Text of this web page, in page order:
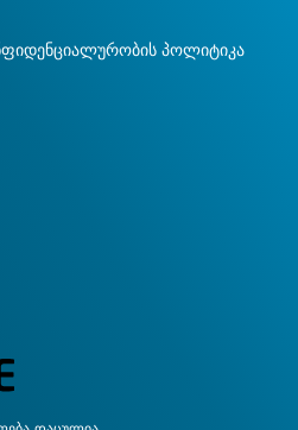
პოლიტიკა